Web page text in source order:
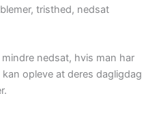
tristhed, nedsat
nedsat, hvis man har
opleve at deres dagligdag